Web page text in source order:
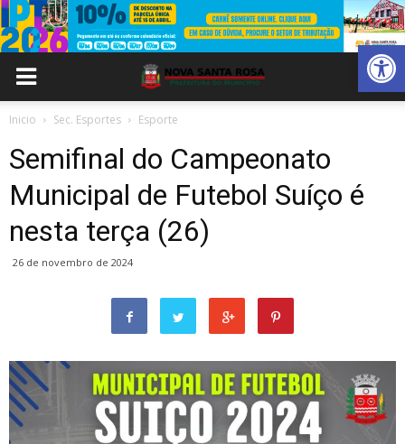
Abrir
Inicio Sec. Esportes Esporte
Semifinal do Campeonato
Municipal de Futebol Suíço é
nesta terça (26)
26 de novembro de 2024